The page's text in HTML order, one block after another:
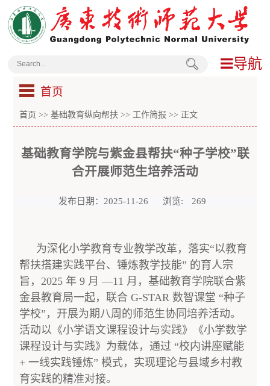
导航
首页
首页 >>基础教育纵向帮扶 >> 工作简报 >> 正文
基础教育学院与紫金县帮扶“种子学校”联
合开展师范生培养活动
发布日期：2025-11-26 浏览: 269
为深化小学教育专业教学改革，落实“以教育
帮扶搭建实践平台、锤炼教学技能” 的育人宗
旨，2025 年 9 月 —11 月，基础教育学院联合紫
金县教育局一起，联合 G-STAR 数智课堂 “种子
学校”，开展为期八周的师范生协同培养活动。
活动以《小学语文课程设计与实践》《小学数学
课程设计与实践》为载体，通过 “校内讲座赋能
+ 一线实践锤炼” 模式，实现理论与县域乡村教
育实践的精准对接。